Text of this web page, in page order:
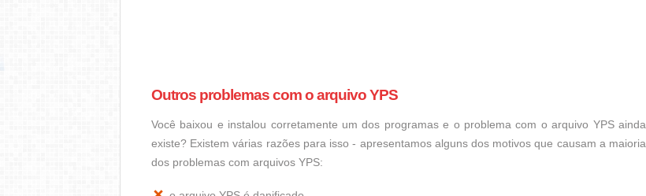
Outros problemas com o arquivo YPS
Você baixou e instalou corretamente um dos programas e o problema com o arquivo YPS ainda
existe? Existem várias razões para isso - apresentamos alguns dos motivos que causam a maioria
dos problemas com arquivos YPS: